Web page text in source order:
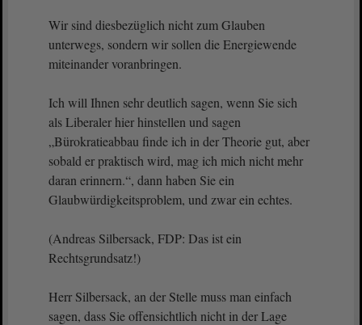
Wir sind diesbezüglich nicht zum Glauben
unterwegs, sondern wir sollen die Energiewende
miteinander voranbringen.
Ich will Ihnen sehr deutlich sagen, wenn Sie sich
als Liberaler hier hinstellen und sagen
„Bürokratieabbau finde ich in der Theorie gut, aber
sobald er praktisch wird, mag ich mich nicht mehr
daran erinnern.“, dann haben Sie ein
Glaubwürdigkeitsproblem, und zwar ein echtes.
(Andreas Silbersack, FDP: Das ist ein
Rechtsgrundsatz!)
Herr Silbersack, an der Stelle muss man einfach
sagen, dass Sie offensichtlich nicht in der Lage